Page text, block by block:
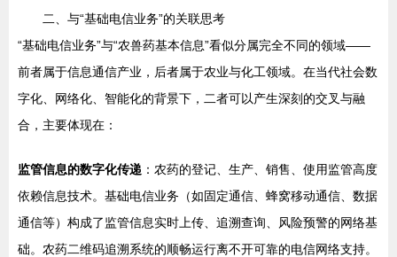
二、与“基础电信业务”的关联思考
“基础电信业务”与“农兽药基本信息”看似分属完全不同的领域——
前者属于信息通信产业，后者属于农业与化工领域。在当代社会数
字化、网络化、智能化的背景下，二者可以产生深刻的交叉与融
合，主要体现在：
监管信息的数字化传递 ：农药的登记、生产、销售、使用监管高度
依赖信息技术。基础电信业务（如固定通信、蜂窝移动通信、数据
通信等）构成了监管信息实时上传、追溯查询、风险预警的网络基
础。农药二维码追溯系统的顺畅运行离不开可靠的电信网络支持。